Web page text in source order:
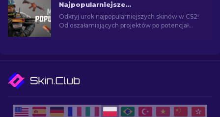
Najpopularniejsze skiny w CS2 [2026]
Odkryj urok najpopularniejszych skinów w CS2!
Od oszałamiających projektów po potencjał